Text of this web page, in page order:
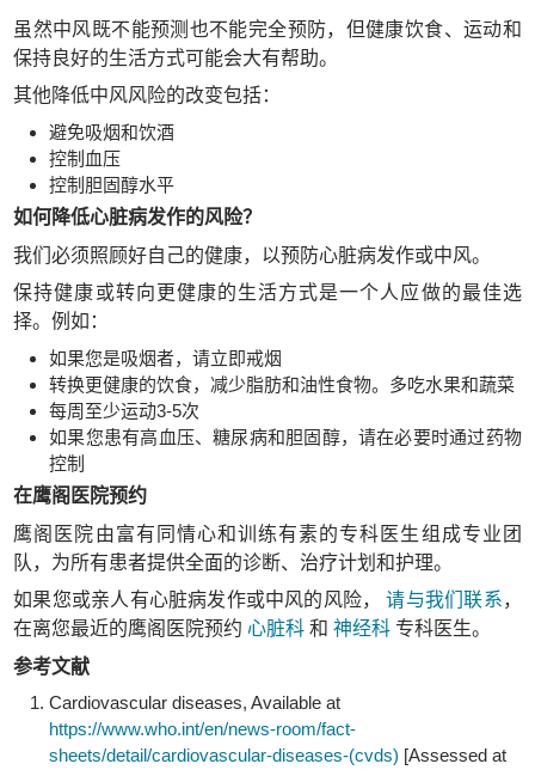
虽然中风既不能预测也不能完全预防，但健康饮食、运动和
保持良好的生活方式可能会大有帮助。
其他降低中风风险的改变包括：
避免吸烟和饮酒
控制血压
控制胆固醇水平
如何降低心脏病发作的风险？
我们必须照顾好自己的健康，以预防心脏病发作或中风。
保持健康或转向更健康的生活方式是一个人应做的最佳选
择。例如：
如果您是吸烟者，请立即戒烟
转换更健康的饮食，减少脂肪和油性食物。多吃水果和蔬菜
每周至少运动3-5次
如果您患有高血压、糖尿病和胆固醇，请在必要时通过药物
控制
在鹰阁医院预约
鹰阁医院由富有同情心和训练有素的专科医生组成专业团
队，为所有患者提供全面的诊断、治疗计划和护理。
如果您或亲人有心脏病发作或中风的风险，请与我们联系，
在离您最近的鹰阁医院预约心脏科 和神经科 专科医生。
参考文献
Cardiovascular diseases, Available at
https://www.who.int/en/news-room/fact-
sheets/detail/cardiovascular-diseases-(cvds) [Assessed at